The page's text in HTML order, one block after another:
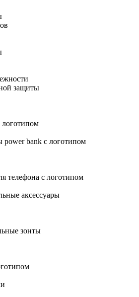
защиты
логотипом
bank с логотипом
телефона с логотипом
аксессуары
зонты